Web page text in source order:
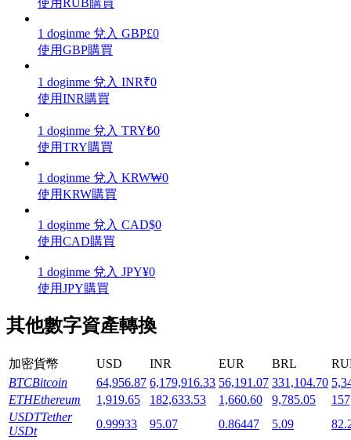
使您的資產穩定增值
一鍵質押鎖定高收益
1 doginme 兌入 GBP£0
使用GBP購買
1 doginme 兌入 INR₹0
使用INR購買
1 doginme 兌入 TRY₺0
使用TRY購買
1 doginme 兌入 KRW₩0
使用KRW購買
1 doginme 兌入 CAD$0
使用CAD購買
1 doginme 兌入 JPY¥0
使用JPY購買
其他數字資產轉換
加密貨幣 USD INR EUR BRL
BTCBitcoin 64,956.87 6,179,916.33 56,191.07 331,104.70
ETHEthereum 1,919.65 182,633.53 1,660.60 9,785.05
USDTTether
USDt
0.99933 95.07 0.86447 5.09